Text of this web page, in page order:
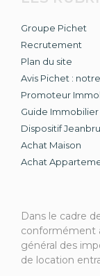
Groupe Pichet
Recrutement
Plan du site
Avis Pichet :
Promoteur
Guide Immobilier
Dispositif
Achat Maison
Achat
Dans le cadre
conformément
général des
de location